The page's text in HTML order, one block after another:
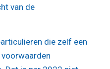
van de
die zelf een